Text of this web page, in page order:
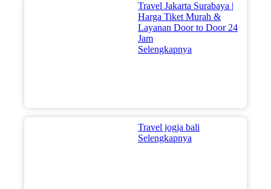
Travel Jakarta Surabaya |
Harga Tiket Murah &
Layanan Door to Door 24
Jam
Selengkapnya
Travel jogja bali
Selengkapnya